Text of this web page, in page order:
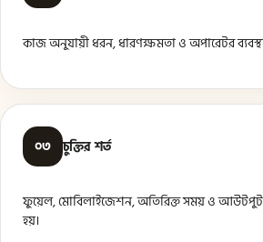
কাজ অনুযায়ী ধরন, ধারণক্ষমতা ও অপারেটর
০৩ চুক্তির শর্ত
ফুয়েল, মোবিলাইজেশন, অতিরিক্ত সময় ও আউটপুট
হয়।